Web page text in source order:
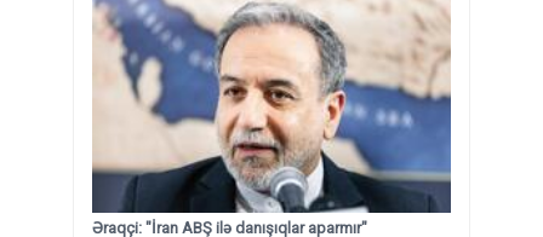
Əraqçi: "İran ABŞ ilə danışıqlar aparmır"